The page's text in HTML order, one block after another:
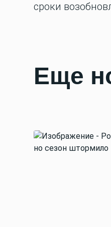
сроки
Еще